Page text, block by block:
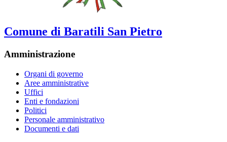
Comune di Baratili San Pietro
Amministrazione
Organi di governo
Aree amministrative
Uffici
Enti e fondazioni
Politici
Personale amministrativo
Documenti e dati